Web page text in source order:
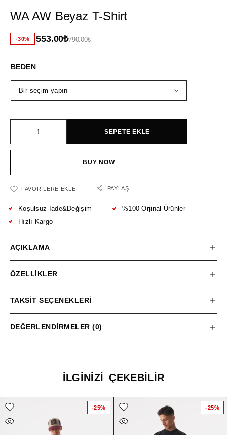
WA AW Beyaz T-Shirt
-30% 790.00₺
553.00₺
BEDEN
SEPETE EKLE
BUY NOW
FAVORILERE EKLE PAYLAŞ
Koşulsuz İade&Değişim
Hızlı Kargo
%100 Orjinal Ürünler
AÇIKLAMA
ÖZELLIKLER
TAKSIT SEÇENEKLERI
DEĞERLENDIRMELER (0)
İLGINIZI ÇEKEBILIR
-25% -25%